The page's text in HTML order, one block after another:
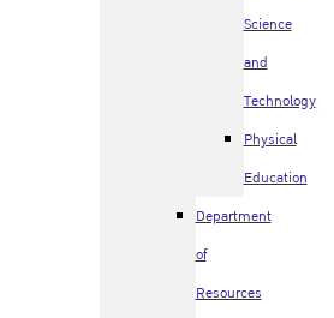
Science
and
Technology
Physical
Education
Department
of
Resources